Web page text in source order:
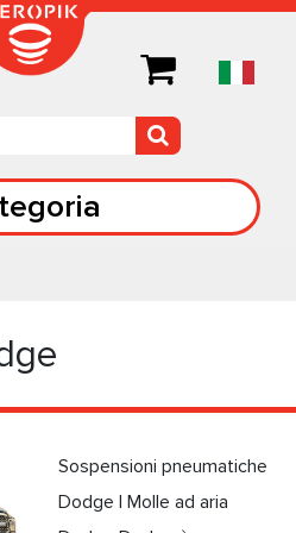
Sospensioni pneumatiche
Dodge | Molle ad aria